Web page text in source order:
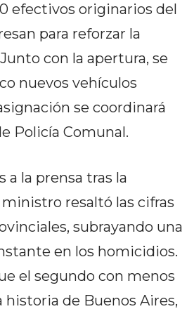
efectivos originarios del
para reforzar la
con la apertura, se
nuevos vehículos
se coordinará
Policía Comunal.
a la prensa tras la
resaltó las cifras
subrayando una
en los homicidios.
el segundo con menos
de Buenos Aires,